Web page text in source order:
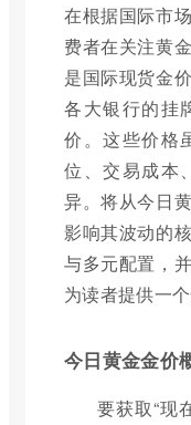
在根据国际市
费者在关注黄
是国际现货金
各大银行的挂
价。这些价格
位、交易成本
异。将从今日
影响其波动的
与多元配置，
为读者提供一
今日黄金金价
要获取“现